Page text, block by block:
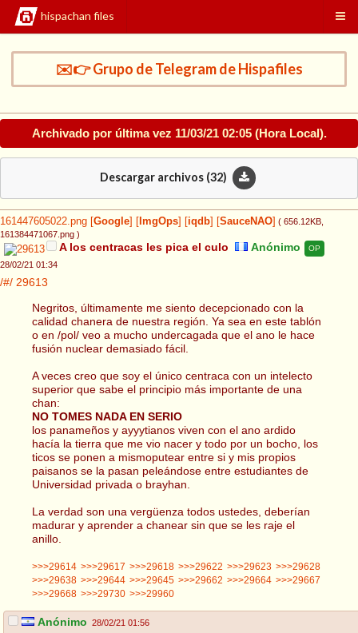
hispachan files
✉️👉 Grupo de Telegram de Hispafiles
Archivado por última vez 11/03/21 02:05(Hora Local).
Descargar archivos (32)
161447605022.png Google ImgOps iqdb SauceNAO ( 656.12KB
161384471067.png )
A los centracas les pica el culo Anónimo OP
28/02/21 01:34
/#/ 29613
Negritos, últimamente me siento decepcionado con la
calidad chanera de nuestra región. Ya sea en este tablón
o en /pol/ veo a mucho undercagada que el ano le hace
fusión nuclear demasiado fácil.
A veces creo que soy el único centraca con un intelecto
superior que sabe el principio más importante de una
chan:
NO TOMES NADA EN SERIO
los panameños y ayyytianos viven con el ano ardido
hacía la tierra que me vio nacer y todo por un bocho, los
ticos se ponen a mismoputear entre si y mis propios
paisanos se la pasan peleándose entre estudiantes de
Universidad privada o brayhan.
La verdad son una vergüenza todos ustedes, deberían
madurar y aprender a chanear sin que se les raje el
anillo.
>>>29614 >>>29617 >>>29618 >>>29622 >>>29623 >>>29628
>>>29638 >>>29644 >>>29645 >>>29662 >>>29664 >>>29667
>>>29668 >>>29730 >>>29960
Anónimo 28/02/21 01:56